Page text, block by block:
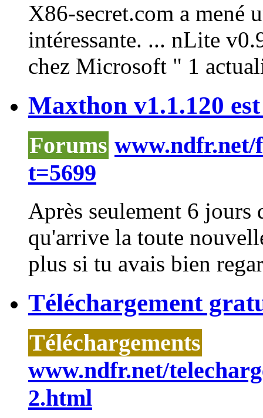
X86-secret.com a mené
intéressante. ... nLite
chez Microsoft " 1
Maxthon v1.1.120
Forums www.ndfr.net/
t=5699
Après seulement 6
qu'arrive la toute
plus si tu avais bien
Téléchargement
Téléchargements
www.ndfr.net/
2.html